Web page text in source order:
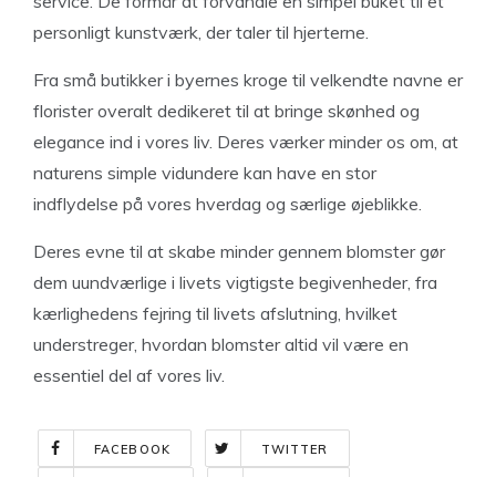
personligt kunstværk, der taler til hjerterne.
Fra små butikker i byernes kroge til velkendte navne er
florister overalt dedikeret til at bringe skønhed og
elegance ind i vores liv. Deres værker minder os om, at
naturens simple vidundere kan have en stor
indflydelse på vores hverdag og særlige øjeblikke.
Deres evne til at skabe minder gennem blomster gør
dem uundværlige i livets vigtigste begivenheder, fra
kærlighedens fejring til livets afslutning, hvilket
understreger, hvordan blomster altid vil være en
essentiel del af vores liv.
FACEBOOK TWITTER